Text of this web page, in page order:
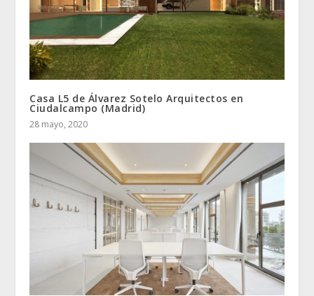
Casa L5 de Álvarez Sotelo Arquitectos en
Ciudalcampo (Madrid)
28 mayo, 2020